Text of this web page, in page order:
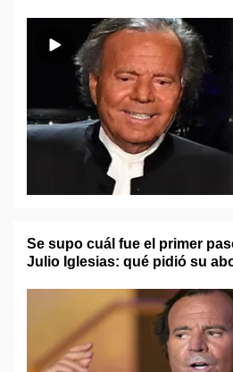
Se supo cuál fue el primer
Julio Iglesias: qué pidió su